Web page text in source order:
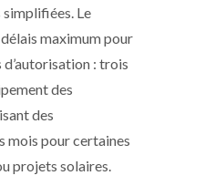
Le
maximum pour
: trois
des
des
mois pour certaines
projets solaires.